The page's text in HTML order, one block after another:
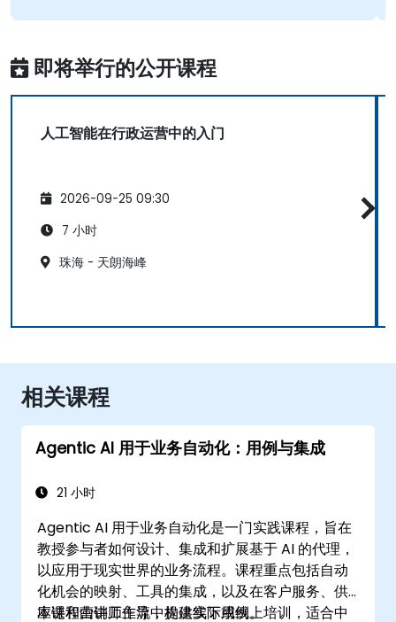
即将举行的公开课程
人工智能在行政运营中的入门
2026-09-25 09:30
7 小时
珠海 - 天朗海峰
相关课程
Agentic AI 用于业务自动化：用例与集成
21 小时
Agentic AI 用于业务自动化是一门实践课程，旨在
教授参与者如何设计、集成和扩展基于 AI 的代理，
以应用于现实世界的业务流程。课程重点包括自动
化机会的映射、工具的集成，以及在客户服务、供
应链和营销工作流中构建实际用例。
本课程由讲师主导，提供线下或线上培训，适合中